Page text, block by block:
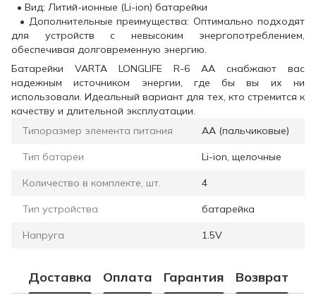
• Вид: Литий-ионные (Li-ion) батарейки
• Дополнительные преимущества: Оптимально подходят
для устройств с невысоким энергопотреблением,
обеспечивая долговременную энергию.
Батарейки VARTA LONGLIFE R-6 AA снабжают вас
надежным источником энергии, где бы вы их ни
использовали. Идеальный вариант для тех, кто стремится к
качеству и длительной эксплуатации.
Типоразмер элемента питания
AA (пальчиковые)
Тип батареи Li-ion, щелочные
Количество в комплекте, шт. 4
Тип устройства батарейка
Напруга 1.5V
Доставка Оплата Гарантия Возврат